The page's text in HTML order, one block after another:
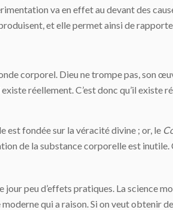
va en effet au de­vant des
et elle permet ainsi de
corporel. Dieu ne trompe pas, son
réellement. C’est donc qu’il
fondée sur la véracité divine ; or, le
de la substance corporelle est inutile.
jour peu d’effets pratiques. La science
moderne qui a raison. Si on veut obtenir